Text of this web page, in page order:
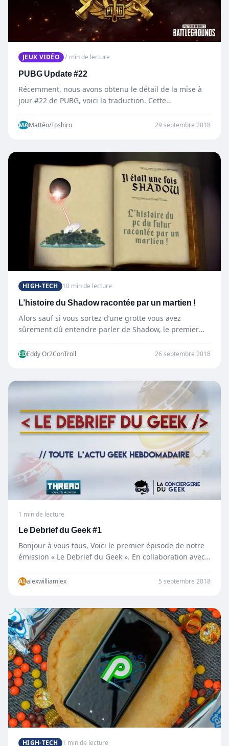
JEUX VIDÉO 7 min de lecture
PUBG Update #22
Récemment, nous avons obtenu le détail de la mise à
jour #22 de PUBG, voici la traduction. Cette…
MAMattéo/Toshiro 29 septembre 2018
HIGH-TECH 10 min de lecture
L’histoire du Shadow racontée par un martien !
Alors sauf si vous sortez d’une grotte vous avez
sûrement dû entendre parler de Shadow, le premier
EDEddy Or2ConTroll 26 septembre 2018
1 min de lecture
Le Debrief du Geek #1
Bonjour à vous tous, Voici le premier épisode de notre
émission « Le Debrief du Geek ». En collaboration avec…
ALalexwilliamlex 5 septembre 2018
HIGH-TECH 1 min de lecture